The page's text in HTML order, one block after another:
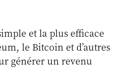
et la plus efficace
le Bitcoin et d’autres
générer un revenu